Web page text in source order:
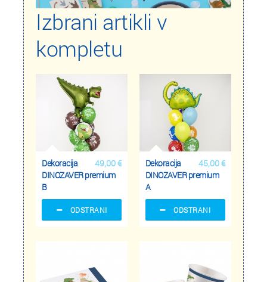
Izbrani artikli v
kompletu
49,00 €
Dekoracija
DINOZAVER premium
B
ODSTRANI
45,00 €
Dekoracija
DINOZAVER premium
A
ODSTRANI